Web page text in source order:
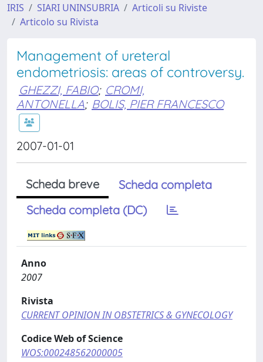
IRIS SIARI UNINSUBRIA
Articoli su Riviste
Articolo su Rivista
Management of ureteral
endometriosis: areas of controversy.
GHEZZI, FABIO; CROMI,
ANTONELLA; BOLIS, PIER FRANCESCO
2007-01-01
Scheda breve
Scheda completa
Scheda completa (DC)
Anno
2007
Rivista
CURRENT OPINION IN OBSTETRICS & GYNECOLOGY
Codice Web of Science
WOS:000248562000005